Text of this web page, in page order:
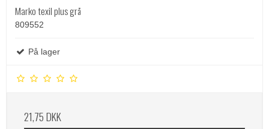
Marko texil plus grå
809552
På lager
21,75 DKK